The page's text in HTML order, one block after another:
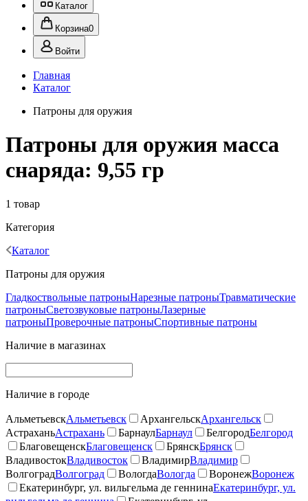
Каталог
Корзина0
Войти
Главная
Каталог
Патроны для оружия
Патроны для оружия масса
снаряда: 9,55 гр
1 товар
Категория
Каталог
Патроны для оружия
Гладкоствольные патроныНарезные патроныТравматические
патроныСветозвуковые патроныЛазерные
патроныПроверочные патроныСпортивные патроны
Наличие в магазинах
Наличие в городе
АльметьевскАльметьевск АрхангельскАрхангельск
АстраханьАстрахань БарнаулБарнаул БелгородБелгород
БлаговещенскБлаговещенск БрянскБрянск
ВладивостокВладивосток ВладимирВладимир
ВолгоградВолгоград ВологдаВологда ВоронежВоронеж
Екатеринбург, ул. вильгельма де геннинаЕкатеринбург, ул.